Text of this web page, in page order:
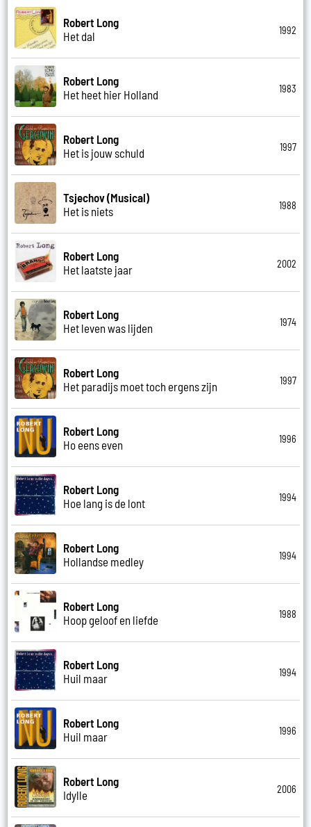
Robert Long
Het dal
1992
Robert Long
Het heet hier Holland
1983
Robert Long
Het is jouw schuld
1997
Tsjechov (Musical)
Het is niets
1988
Robert Long
Het laatste jaar
2002
Robert Long
Het leven was lijden
1974
Robert Long
Het paradijs moet toch ergens zijn
1997
Robert Long
Ho eens even
1996
Robert Long
Hoe lang is de lont
1994
Robert Long
Hollandse medley
1994
Robert Long
Hoop geloof en liefde
1988
Robert Long
Huil maar
1994
Robert Long
Huil maar
1996
Robert Long
Idylle
2006